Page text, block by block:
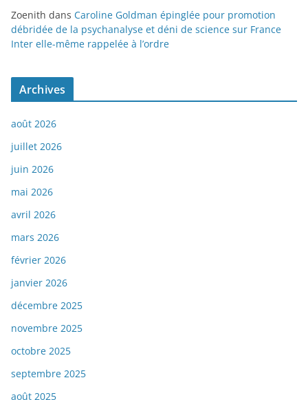
Zoenith dans Caroline Goldman épinglée pour promotion
débridée de la psychanalyse et déni de science sur France
Inter elle-même rappelée à l’ordre
Archives
août 2026
juillet 2026
juin 2026
mai 2026
avril 2026
mars 2026
février 2026
janvier 2026
décembre 2025
novembre 2025
octobre 2025
septembre 2025
août 2025